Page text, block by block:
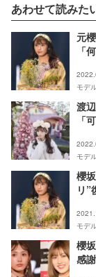
あわせて読みた
元
「
モデ
渡
「
モデ
櫻
リ”
モデ
櫻
感